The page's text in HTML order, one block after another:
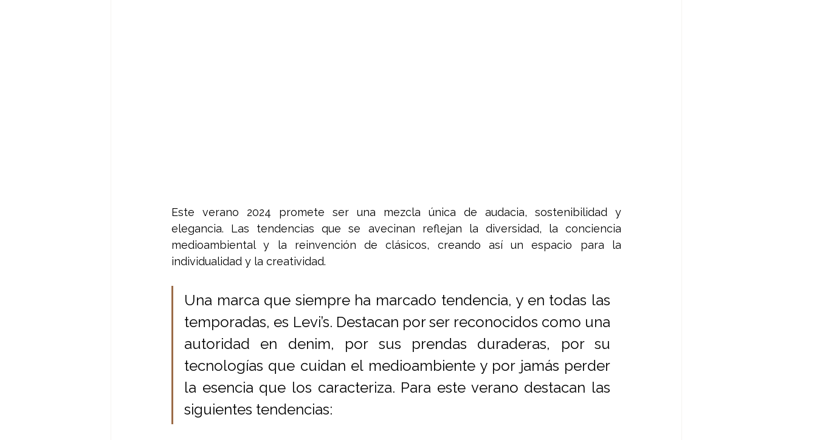
Este verano 2024 promete ser una mezcla única de audacia, sostenibilidad y
elegancia. Las tendencias que se avecinan reflejan la diversidad, la conciencia
medioambiental y la reinvención de clásicos, creando así un espacio para la
individualidad y la creatividad.
Una marca que siempre ha marcado tendencia, y en todas las
temporadas, es Levi’s. Destacan por ser reconocidos como una
autoridad en denim, por sus prendas duraderas, por su
tecnologías que cuidan el medioambiente y por jamás perder
la esencia que los caracteriza. Para este verano destacan las
siguientes tendencias: